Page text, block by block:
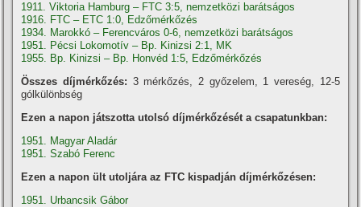
1911. Viktoria Hamburg – FTC 3:5, nemzetközi barátságos
1916. FTC – ETC 1:0, Edzőmérkőzés
1934. Marokkó – Ferencváros 0-6, nemzetközi barátságos
1951. Pécsi Lokomotív – Bp. Kinizsi 2:1, MK
1955. Bp. Kinizsi – Bp. Honvéd 1:5, Edzőmérkőzés
Összes díjmérkőzés: 3 mérkőzés, 2 győzelem, 1 vereség, 12-5
gólkülönbség
Ezen a napon játszotta utolsó díjmérkőzését a csapatunkban:
1951. Magyar Aladár
1951. Szabó Ferenc
Ezen a napon ült utoljára az FTC kispadján díjmérkőzésen:
1951. Urbancsik Gábor